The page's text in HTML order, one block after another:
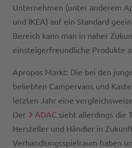
Unternehmen (unter anderem
und IKEA) auf ein Standard
Bereich kann man in naher
einsteigerfreundliche Produkte
Apropos Markt: Die bei den
beliebten Campervans und
letzten Jahr eine
Der
ADAC sieht allerdings die
Hersteller und Händler in
Verhandlungsspielraum haben